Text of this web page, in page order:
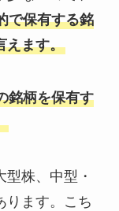
で保有する銘
えます。
銘柄を保有す
株、中型・
ります。こち